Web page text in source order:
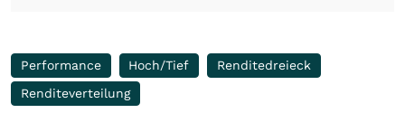
Performance Hoch/Tief
Renditedreieck
Renditeverteilung